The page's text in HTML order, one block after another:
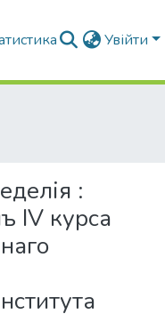
Увійти
:
IV курса